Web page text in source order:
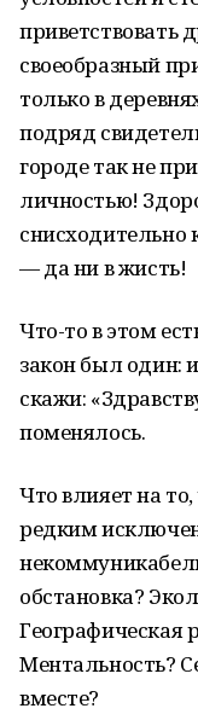
приветствовать
своеобразный
только в
подряд
городе так не
личностью!
снисходительно
— да ни в жисть!
Что-то в этом
закон был один:
скажи:
поменялось.
Что влияет на
редким
обстановка?
Географическая
Ментальность?
вместе?